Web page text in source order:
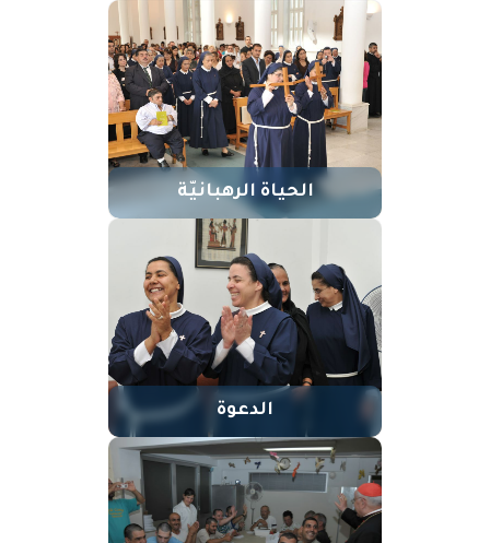
الحياة الرهبانيّة
الدعوة